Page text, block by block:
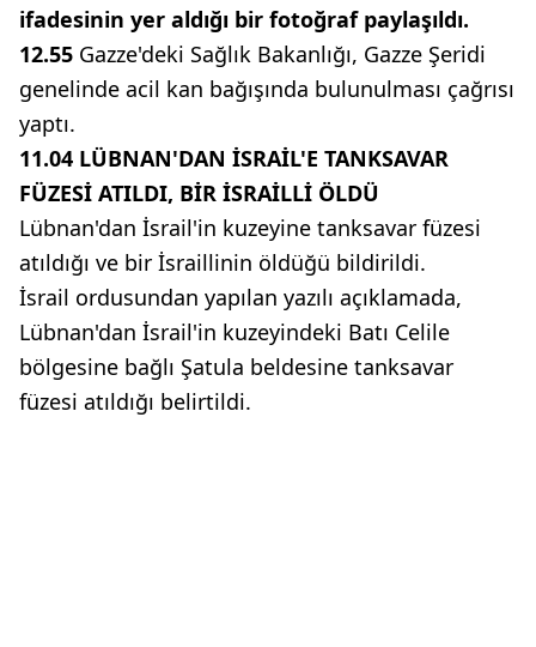
ifadesinin yer aldığı bir fotoğraf paylaşıldı.
12.55 Gazze'deki Sağlık Bakanlığı, Gazze Şeridi
genelinde acil kan bağışında bulunulması çağrısı
yaptı.
11.04 LÜBNAN'DAN İSRAİL'E TANKSAVAR
FÜZESİ ATILDI, BİR İSRAİLLİ ÖLDÜ
Lübnan'dan İsrail'in kuzeyine tanksavar füzesi
atıldığı ve bir İsraillinin öldüğü bildirildi.
İsrail ordusundan yapılan yazılı açıklamada,
Lübnan'dan İsrail'in kuzeyindeki Batı Celile
bölgesine bağlı Şatula beldesine tanksavar
füzesi atıldığı belirtildi.